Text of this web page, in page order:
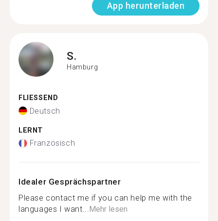
App herunterladen
S.
Hamburg
FLIESSEND
Deutsch
LERNT
Französisch
Idealer Gesprächspartner
Please contact me if you can help me with the
languages I want...Mehr lesen